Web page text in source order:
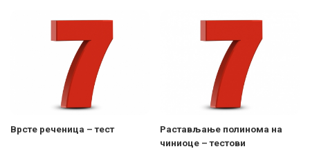
Врсте реченица – тест
Растављање полинома на
чиниоце – тестови